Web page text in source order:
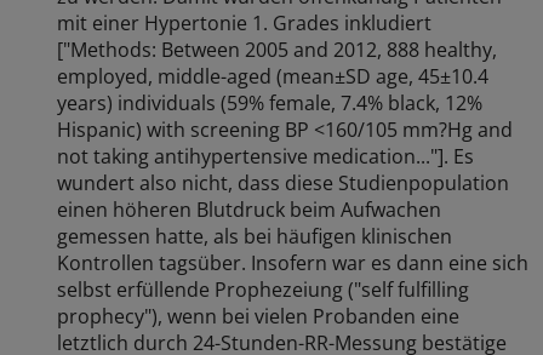
mit einer Hypertonie 1. Grades inkludiert
["Methods: Between 2005 and 2012, 888 healthy,
employed, middle-aged (mean±SD age, 45±10.4
years) individuals (59% female, 7.4% black, 12%
Hispanic) with screening BP <160/105 mm?Hg and
not taking antihypertensive medication..."]. Es
wundert also nicht, dass diese Studienpopulation
einen höheren Blutdruck beim Aufwachen
gemessen hatte, als bei häufigen klinischen
Kontrollen tagsüber. Insofern war es dann eine sich
selbst erfüllende Prophezeiung ("self fulfilling
prophecy"), wenn bei vielen Probanden eine
letztlich durch 24-Stunden-RR-Messung bestätige